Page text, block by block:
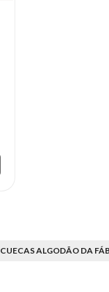
CUECAS ALGODÃO DA